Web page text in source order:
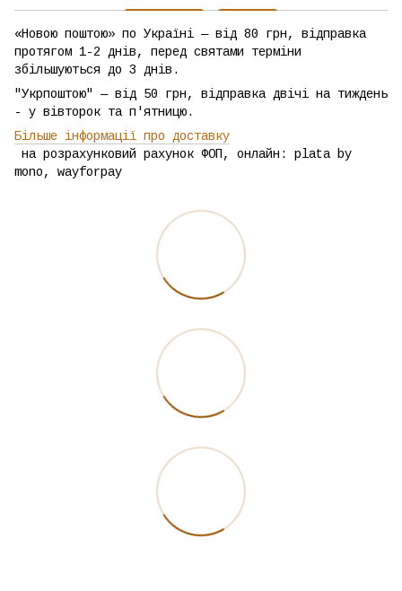
«Новою поштою» по Україні — від 80 грн, відправка
протягом 1-2 днів, перед святами терміни
збільшуються до 3 днів.
"Укрпоштою" — від 50 грн, відправка двічі на тиждень
- у вівторок та п'ятницю.
Більше інформації про доставку
на розрахунковий рахунок ФОП, онлайн: plata by
mono, wayforpay